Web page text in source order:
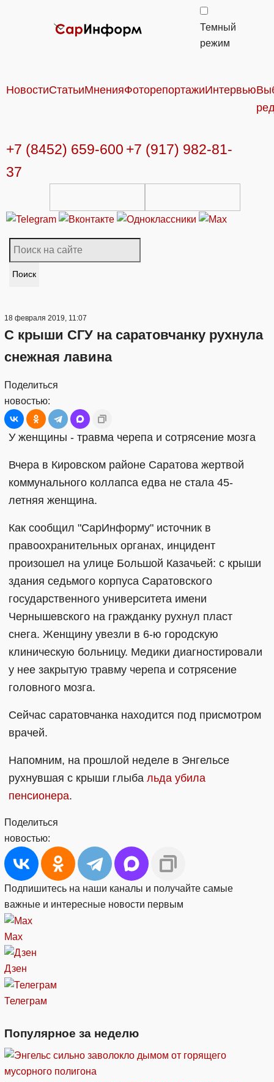
Темный
режим
НовостиСтатьиМненияФоторепортажиИнтервью
+7 (8452) 659-600 +7 (917) 982-81-
37
Поиск
18 февраля 2019, 11:07
С крыши СГУ на саратовчанку рухнула
снежная лавина
Поделиться
новостью:
У женщины - травма черепа и сотрясение мозга
Вчера в Кировском районе Саратова жертвой
коммунального коллапса едва не стала 45-
летняя женщина.
Как сообщил "СарИнформу" источник в
правоохранительных органах, инцидент
произошел на улице Большой Казачьей: с крыши
здания седьмого корпуса Саратовского
государственного университета имени
Чернышевского на гражданку рухнул пласт
снега. Женщину увезли в 6-ю городскую
клиническую больницу. Медики диагностировали
у нее закрытую травму черепа и сотрясение
головного мозга.
Сейчас саратовчанка находится под присмотром
врачей.
Напомним, на прошлой неделе в Энгельсе
рухнувшая с крыши глыба льда убила
пенсионера.
Поделиться
новостью:
Подпишитесь на наши каналы и получайте самые
важные и интересные новости первым
Max
Дзен
Телеграм
Популярное за неделю